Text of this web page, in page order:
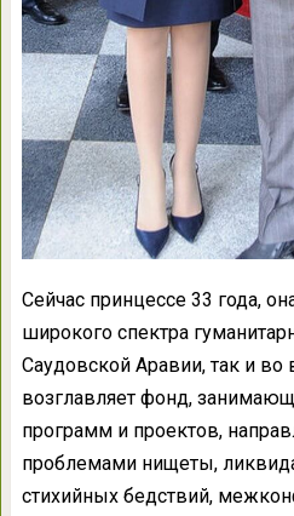
Сейчас принцессе 33 года,
широкого спектра
Саудовской Аравии, так и
возглавляет фонд,
программ и проектов,
проблемами нищеты,
стихийных бедствий,